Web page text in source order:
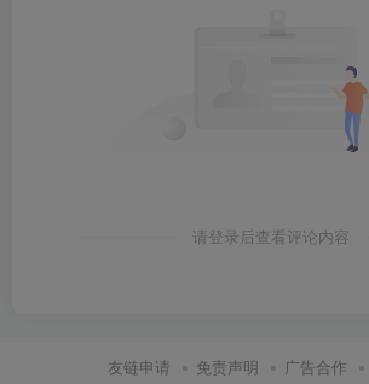
请登录后查看评论内容
友链申请 免责声明 广告合作